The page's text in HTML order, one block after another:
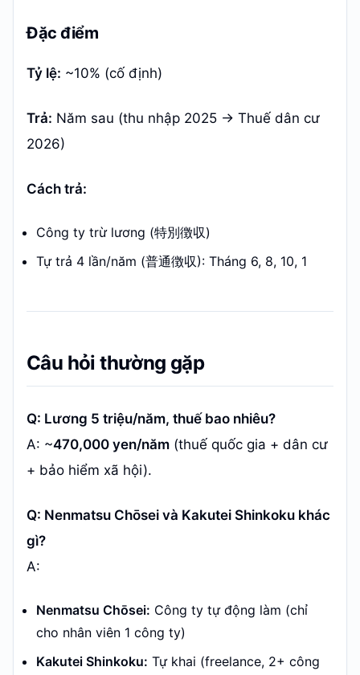
Đặc điểm
Tỷ lệ: ~10% (cố định)
Trả: Năm sau (thu nhập 2025 → Thuế dân cư
2026)
Cách trả:
Công ty trừ lương (特別徴収)
Tự trả 4 lần/năm (普通徴収): Tháng 6, 8, 10, 1
Câu hỏi thường gặp
Q: Lương 5 triệu/năm, thuế bao nhiêu?
A: ~470,000 yen/năm (thuế quốc gia + dân cư
+ bảo hiểm xã hội).
Q: Nenmatsu Chōsei và Kakutei Shinkoku khác
gì?
A:
Nenmatsu Chōsei: Công ty tự động làm (chỉ
cho nhân viên 1 công ty)
Kakutei Shinkoku: Tự khai (freelance, 2+ công